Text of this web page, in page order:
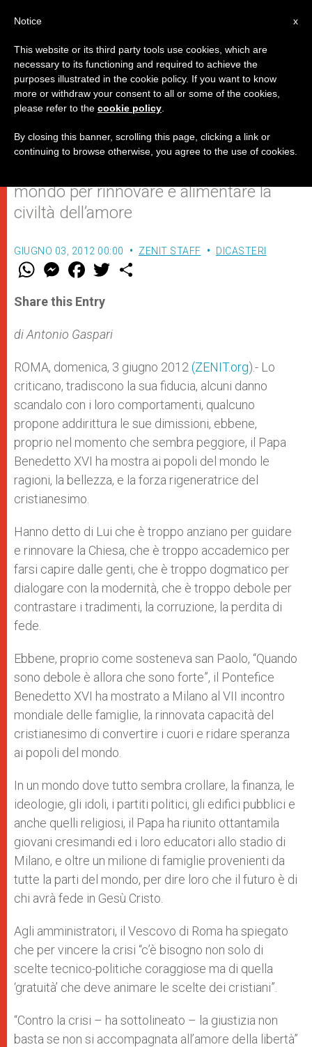
Più lo criticano e più la gente
corre ad ascoltarlo
mondo per rinnovare e alimentare la
civiltà dell’amore
GIUGNO 03, 2012 00:00 ZENIT STAFF DICASTERI
W
t
s
p
p
M
e
s
e
g
e
F
a
e
b
o
k
w
Share this Entry
di Antonio Gaspari
ROMA, domenica, 3 giugno 2012 (ZENIT.org).- Lo
criticano, tradiscono la sua fiducia, alcuni danno
scandalo con i loro comportamenti, qualcuno
propone addirittura le sue dimissioni, ebbene,
proprio nel momento che sembra peggiore, il Papa
Benedetto XVI ha mostra ai popoli del mondo le
ragioni, la bellezza, e la forza rigeneratrice del
cristianesimo.
Hanno detto di Lui che è troppo anziano per guidare
e rinnovare la Chiesa, che è troppo accademico per
farsi capire dalle genti, che è troppo dogmatico per
dialogare con la modernità, che è troppo debole per
contrastare i tradimenti, la corruzione, la perdita di
fede.
Ebbene, proprio come sosteneva san Paolo, “Quando
sono debole è allora che sono forte”, il Pontefice
Benedetto XVI ha mostrato a Milano al VII incontro
mondiale delle famiglie, la rinnovata capacità del
cristianesimo di convertire i cuori e ridare speranza
ai popoli del mondo.
In un mondo dove tutto sembra crollare, la finanza, le
ideologie, gli idoli, i partiti politici, gli edifici pubblici e
anche quelli religiosi, il Papa ha riunito ottantamila
giovani cresimandi ed i loro educatori allo stadio di
Milano, e oltre un milione di famiglie provenienti da
tutte la parti del mondo, per dire loro che il futuro è di
chi avrà fede in Gesù Cristo.
Agli amministratori, il Vescovo di Roma ha spiegato
che per vincere la crisi “c’è bisogno non solo di
scelte tecnico-politiche coraggiose ma di quella
‘gratuità’ che deve animare le scelte dei cristiani”.
“Contro la crisi – ha sottolineato – la giustizia non
basta se non si accompagnata all’amore della libertà”
x
Notice
This website or its third party tools use cookies, which are
necessary to its functioning and required to achieve the
purposes illustrated in the cookie policy. If you want to know
more or withdraw your consent to all or some of the cookies,
please refer to the cookie policy
By closing this banner, scrolling this page, clicking a link or
continuing to browse otherwise, you agree to the use of cookies.